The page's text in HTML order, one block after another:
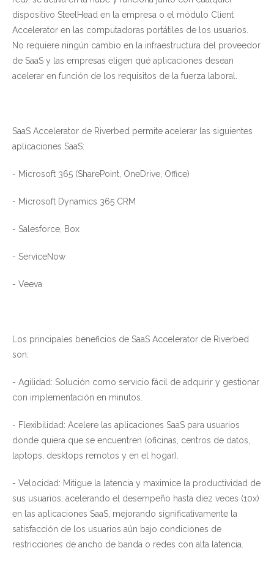
dispositivo SteelHead en la empresa o el módulo Client
Accelerator en las computadoras portátiles de los usuarios.
No requiere ningún cambio en la infraestructura del proveedor
de SaaS y las empresas eligen qué aplicaciones desean
acelerar en función de los requisitos de la fuerza laboral.
SaaS Accelerator de Riverbed permite acelerar las siguientes
aplicaciones SaaS:
- Microsoft 365 (SharePoint, OneDrive, Office)
- Microsoft Dynamics 365 CRM
- Salesforce, Box
- ServiceNow
- Veeva
Los principales beneficios de SaaS Accelerator de Riverbed
son:
- Agilidad: Solución como servicio fácil de adquirir y gestionar
con implementación en minutos.
- Flexibilidad: Acelere las aplicaciones SaaS para usuarios
donde quiera que se encuentren (oficinas, centros de datos,
laptops, desktops remotos y en el hogar).
- Velocidad: Mitigue la latencia y maximice la productividad de
sus usuarios, acelerando el desempeño hasta diez veces (10x)
en las aplicaciones SaaS, mejorando significativamente la
satisfacción de los usuarios aún bajo condiciones de
restricciones de ancho de banda o redes con alta latencia.